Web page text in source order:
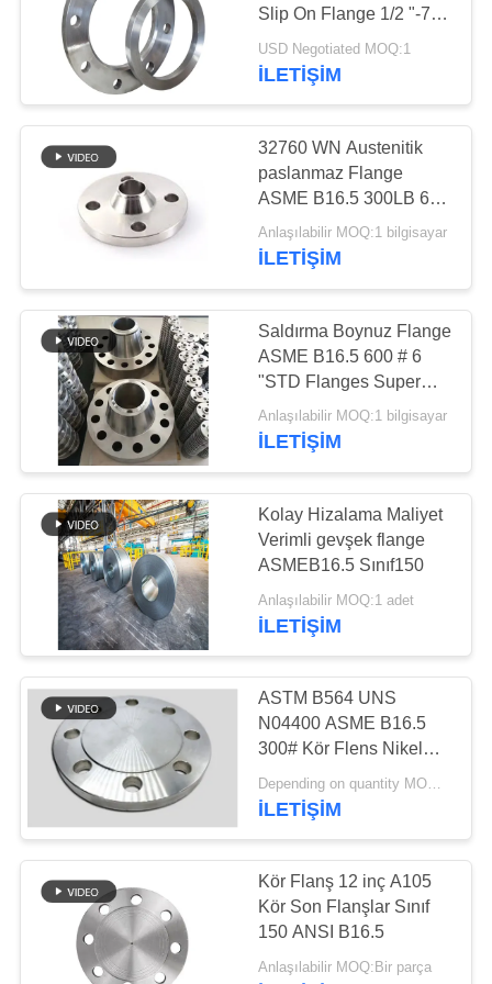
Dikişsiz çelik boru
Düşük Sıcaklıklı
Çelik Boru
86
Titanyum Alaşımlı
Boru
158
Alüminyum Alaşımlı
Boru
127
Slip On Flange 1/2 "-72"
B16.5 Özel Boyut
USD Negotiated MOQ:1
İLETIŞIM
32760 WN Austenitik
paslanmaz Flange
ASME B16.5 300LB 6 ′′
Flange
Anlaşılabilir MOQ:1 bilgisayar
İLETIŞIM
Saldırma Boynuz Flange
ASME B16.5 600 # 6
"STD Flanges Super
Duplex Paslanmaz Çelik
32760
Anlaşılabilir MOQ:1 bilgisayar
İLETIŞIM
Kolay Hizalama Maliyet
Verimli gevşek flange
ASMEB16.5 Sınıf150
Anlaşılabilir MOQ:1 adet
İLETIŞIM
ASTM B564 UNS
N04400 ASME B16.5
300# Kör Flens Nikel
Alaşımı
Depending on quantity MOQ:1 adet
İLETIŞIM
Kör Flanş 12 inç A105
Kör Son Flanşlar Sınıf
150 ANSI B16.5
Anlaşılabilir MOQ:Bir parça